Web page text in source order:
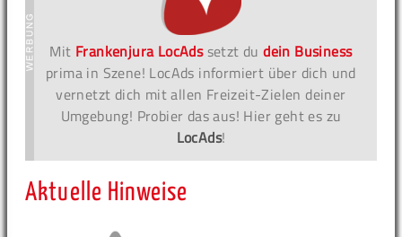
Mit Frankenjura LocAdssetzt dudein Business
prima in Szene! LocAds informiert über dich und
vernetzt dich mit allen Freizeit-Zielen deiner
Umgebung! Probier das aus! Hier geht es zu
LocAds!
Aktuelle Hinweise